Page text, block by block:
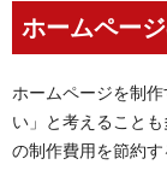
ホームペー
ホームページを制
い」と考えること
の制作費用を節約す